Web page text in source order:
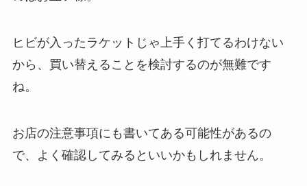
ヒビが入ったラケットじゃ上手く打てるわけない
から、買い替えることを検討するのが無難です
ね。
お店の注意事項にも書いてある可能性があるの
で、よく確認してみるといいかもしれません。